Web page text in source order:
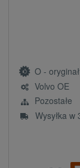
O -
Volvo OE
Pozostałe
Wysyłka w